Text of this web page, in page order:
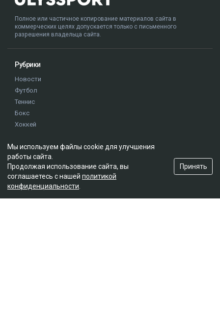
Полное или частичное копирование материалов сайта в
коммерческих целях допускается только с письменного
разрешения владельца сайта.
Рубрики
Новости
Футбол
Теннис
Бокс
Хоккей
Истории
Олимпиада
Редакция
О проекте
Мы используем файлы cookie для улучшения
работы сайта.
Продолжая использование сайта, вы
соглашаетесь с нашей политикой
конфиденциальности
Принять